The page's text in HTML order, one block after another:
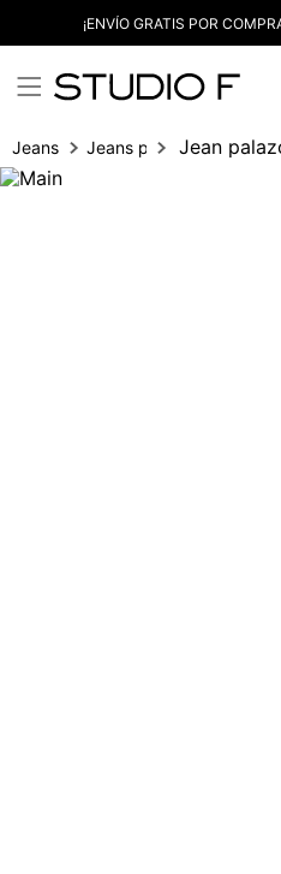
¡ENVÍO GRATIS POR
Jeans Jeans palazzo